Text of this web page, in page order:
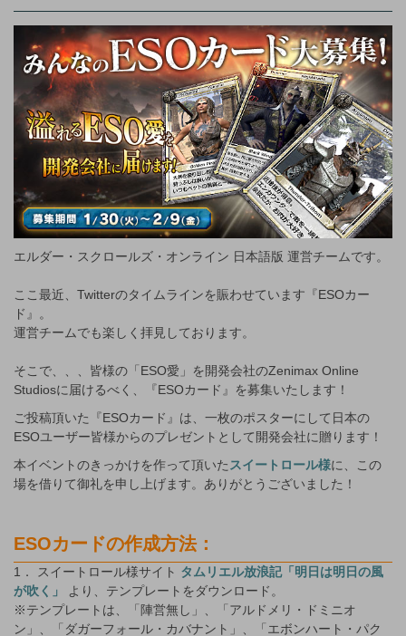
エルダー・スクロールズ・オンライン 日本語版 運営チームです。
ここ最近、Twitterのタイムラインを賑わせています『ESOカー
ド』。
運営チームでも楽しく拝見しております。
そこで、、、皆様の「ESO愛」を開発会社のZenimax Online
Studiosに届けるべく、『ESOカード』を募集いたします！
ご投稿頂いた『ESOカード』は、一枚のポスターにして日本の
ESOユーザー皆様からのプレゼントとして開発会社に贈ります！
本イベントのきっかけを作って頂いた スイートロール様に、この
場を借りて御礼を申し上げます。ありがとうございました！
ESOカードの作成方法：
1． スイートロール様サイト タムリエル放浪記「明日は明日の風
が吹く」
より、テンプレートをダウンロード。
※テンプレートは、「陣営無し」、「アルドメリ・ドミニオ
ン」、「ダガーフォール・カバナント」、「エボンハート・パク